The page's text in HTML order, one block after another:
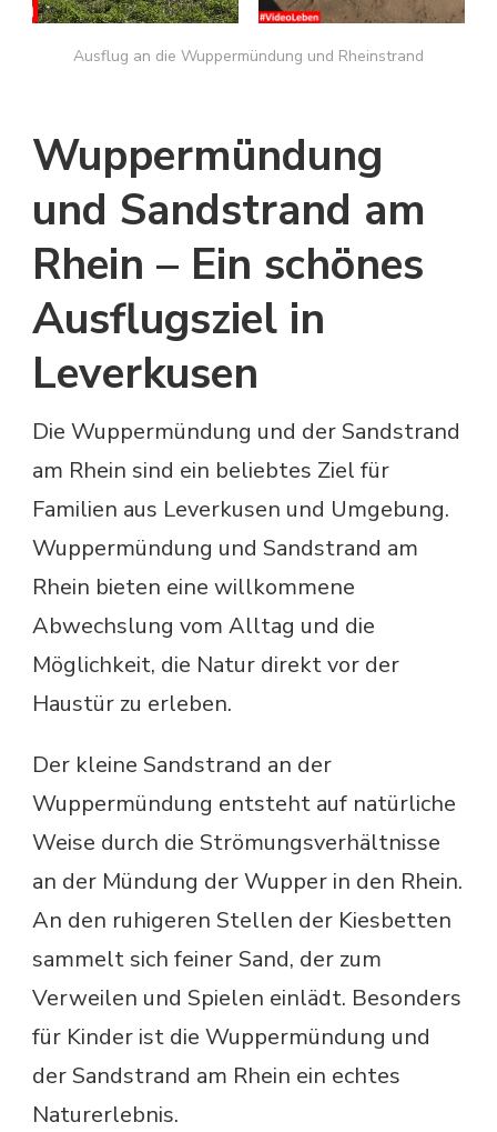
Ausflug an die Wuppermündung und Rheinstrand
Wuppermündung
und Sandstrand am
Rhein – Ein schönes
Ausflugsziel in
Leverkusen
Die Wuppermündung und der Sandstrand
am Rhein sind ein beliebtes Ziel für
Familien aus Leverkusen und Umgebung.
Wuppermündung und Sandstrand am
Rhein bieten eine willkommene
Abwechslung vom Alltag und die
Möglichkeit, die Natur direkt vor der
Haustür zu erleben.
Der kleine Sandstrand an der
Wuppermündung entsteht auf natürliche
Weise durch die Strömungsverhältnisse
an der Mündung der Wupper in den Rhein.
An den ruhigeren Stellen der Kiesbetten
sammelt sich feiner Sand, der zum
Verweilen und Spielen einlädt. Besonders
für Kinder ist die Wuppermündung und
der Sandstrand am Rhein ein echtes
Naturerlebnis.